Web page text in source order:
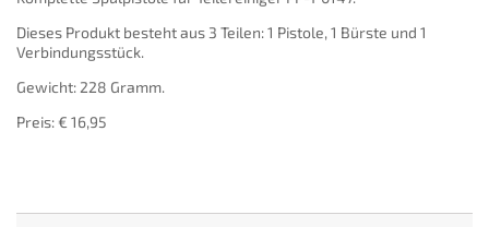
Dieses Produkt besteht aus 3 Teilen: 1 Pistole, 1 Bürste und 1
Verbindungsstück.
Gewicht: 228 Gramm.
Preis: € 16,95